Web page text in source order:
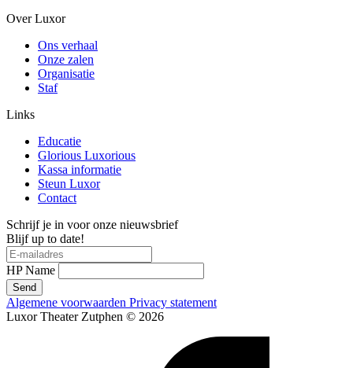
Over Luxor
Ons verhaal
Onze zalen
Organisatie
Staf
Links
Educatie
Glorious Luxorious
Kassa informatie
Steun Luxor
Contact
Schrijf je in voor onze nieuwsbrief
Blijf up to date!
HP Name
Send
Algemene voorwaarden Privacy statement
Luxor Theater Zutphen © 2026